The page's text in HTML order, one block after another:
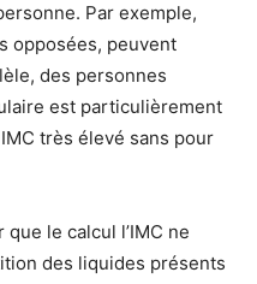
Par exemple,
opposées, peuvent
des personnes
est particulièrement
très élevé sans pour
le calcul l’IMC ne
des liquides présents